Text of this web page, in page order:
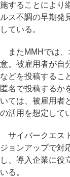
施することにより
ルス不調の早期発
している。
またMMHでは、
意。被雇用者が自
などを投稿するこ
匿名で投稿するか
いては、被雇用者
の活用を想定して
サイバークエス
ジョンアップで対
し、導入企業に役
いる。